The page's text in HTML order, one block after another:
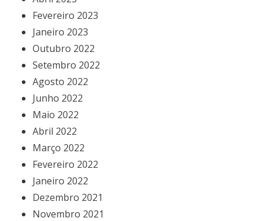
Fevereiro 2023
Janeiro 2023
Outubro 2022
Setembro 2022
Agosto 2022
Junho 2022
Maio 2022
Abril 2022
Março 2022
Fevereiro 2022
Janeiro 2022
Dezembro 2021
Novembro 2021